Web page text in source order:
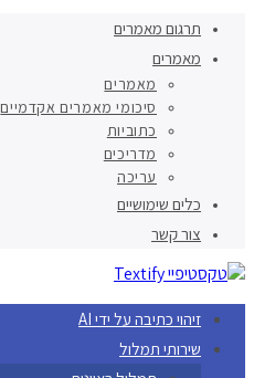
תרגום מאמרים
מאמרים
מאמרים
סיכומי מאמרים אקדמיים
כתוביות
מדריכים
עריכה
כלים שימושיים
צור קשר
זיהוי כתיבה על ידי AI
שירותי תמלול